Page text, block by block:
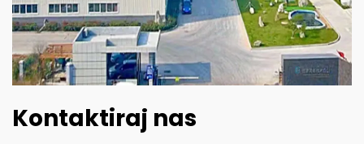
Kontaktiraj nas